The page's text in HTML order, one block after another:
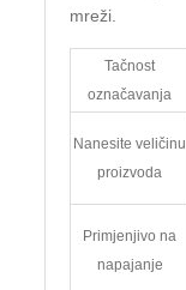
mreži.
Tačnost
označavanja
Nanesite veličinu
proizvoda
Primjenjivo na
napajanje